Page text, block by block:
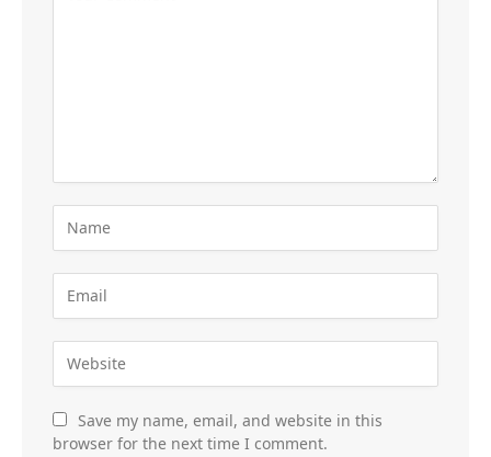
Save my name, email, and website in this
browser for the next time I comment.